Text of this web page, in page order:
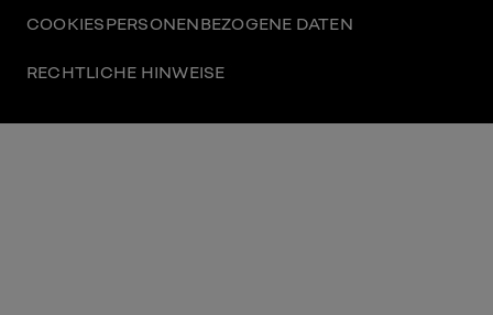
COOKIESPERSONENBEZOGENE DATEN
RECHTLICHE HINWEISE